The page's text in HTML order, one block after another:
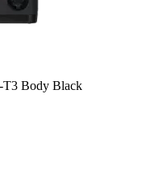
Body Black